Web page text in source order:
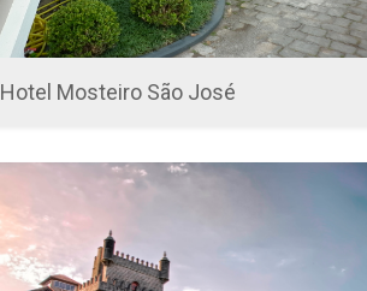
Hotel Mosteiro São José